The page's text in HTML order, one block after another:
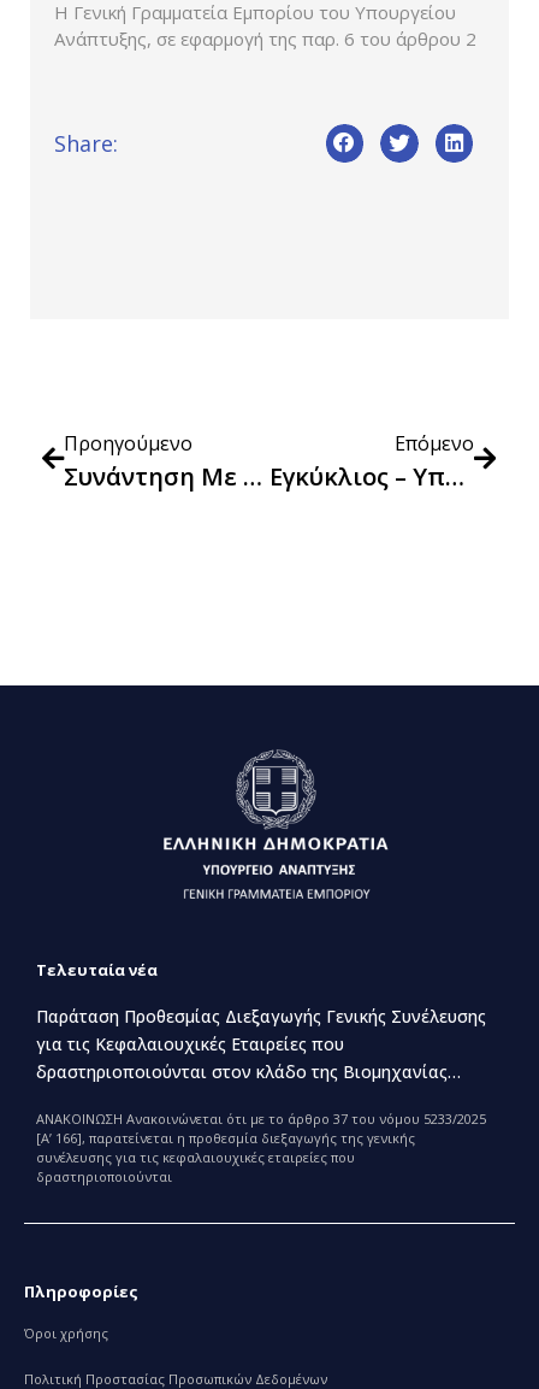
Η Γενική Γραμματεία Εμπορίου του Υπουργείου
Ανάπτυξης, σε εφαρμογή της παρ. 6 του άρθρου 2
Share:
Προηγούμενο
Συνάντηση Με Την Ομοσπονδία Αρτοποιών Ελλάδας
Επόμενο
Εγκύκλιος – Υπολογισμός Δείκτη Τιμών Καταναλωτή Για Παραδόσεις Αγαθών Που Έλαβαν Χώρα Εντός Του Μηνός Οκτωβρίου 2023
Τελευταία νέα
Παράταση Προθεσμίας Διεξαγωγής Γενικής Συνέλευσης
για τις Κεφαλαιουχικές Εταιρείες που
δραστηριοποιούνται στον κλάδο της Βιομηχανίας
ΑΝΑΚΟΙΝΩΣΗ Ανακοινώνεται ότι με το άρθρο 37 του νόμου 5233/2025
[Α’ 166], παρατείνεται η προθεσμία διεξαγωγής της γενικής
συνέλευσης για τις κεφαλαιουχικές εταιρείες που
δραστηριοποιούνται
Πληροφορίες
Όροι χρήσης
Πολιτική Προστασίας Προσωπικών Δεδομένων